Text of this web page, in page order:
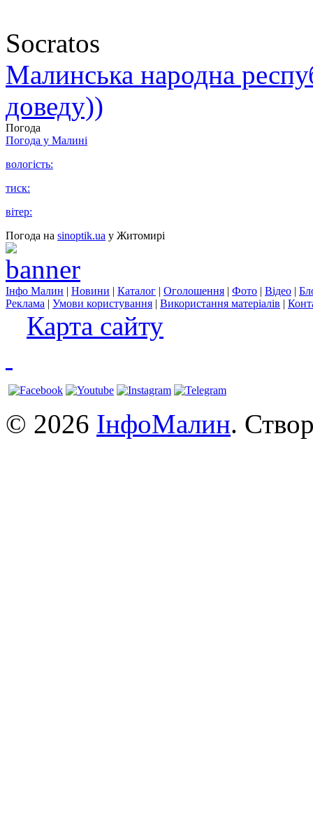
Socratos
Малинська народна
доведу))
Погода
Погода у Малині
вологість:
тиск:
вітер:
Погода на sinoptik.ua у Житомирі
Інфо Малин | Новини | Каталог | Оголошення | Фото | Відео |
Реклама | Умови користування | Використання матеріалів |
Карта сайту
© 2026 ІнфоМалин.